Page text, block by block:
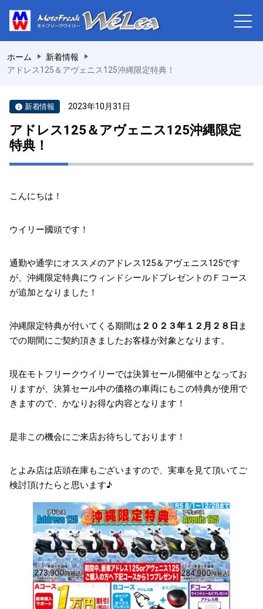
ホーム
新着情報
アドレス125＆アヴェニス125沖縄限定特典！
新着情報 2023年10月31日
アドレス125＆アヴェニス125沖縄限定
特典！
こんにちは！
ウイリー國頭です！
通勤や通学にオススメのアドレス125＆アヴェニス125です
が、沖縄限定特典にウィンドシールドプレゼントのＦコース
が追加となりました！
沖縄限定特典が付いてくる期間は ２０２３年１２月２８日 ま
での期間にご契約頂きましたお客様が対象となります。
現在モトフリークウイリーでは決算セール開催中となってお
りますが、決算セール中の価格の車両にもこの特典が使用で
きますので、かなりお得な内容となります！
是非この機会にご来店お待ちしております！
とよみ店は店頭在庫もございますので、実車を見て頂いてご
検討頂けたらと思います♪